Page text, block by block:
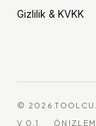
Gizlilik & KVKK
© 2026
V 0.1
·